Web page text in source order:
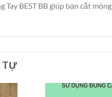
Tay BEST BB giúp bạn cắt
TỰ